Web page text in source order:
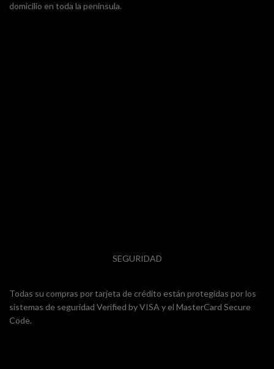
domicilio en toda la península.
SEGURIDAD
Todas su compras por tarjeta de crédito están protegidas por los
sistemas de seguridad Verified by VISA y el MasterCard Secure
Code.